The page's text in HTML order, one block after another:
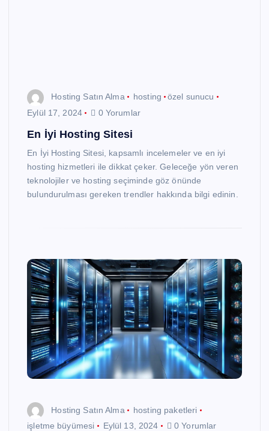
Hosting Satın Alma hosting
özel sunucu
Eylül 17, 2024
0 Yorumlar
En İyi Hosting Sitesi
En İyi Hosting Sitesi, kapsamlı incelemeler ve en iyi
hosting hizmetleri ile dikkat çeker. Geleceğe yön veren
teknolojiler ve hosting seçiminde göz önünde
bulundurulması gereken trendler hakkında bilgi edinin.
Hosting Satın Alma
hosting paketleri
işletme büyümesi
Eylül 13, 2024 0 Yorumlar